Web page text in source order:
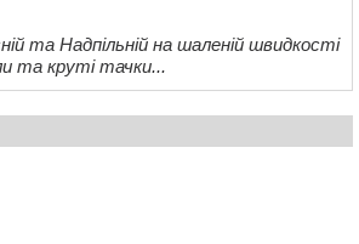
та Надпільній на шаленій швидкості
та круті тачки...